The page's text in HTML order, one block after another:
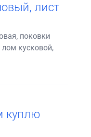
лист
поковки
кусковой,
куплю